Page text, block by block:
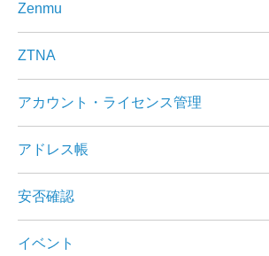
Zenmu
ZTNA
アカウント・ライセンス管理
アドレス帳
安否確認
イベント